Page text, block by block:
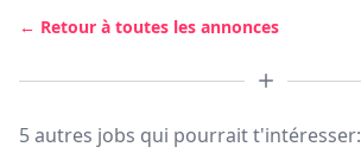
← Retour à toutes les annonces
5 autres jobs qui pourrait t'intéresser: